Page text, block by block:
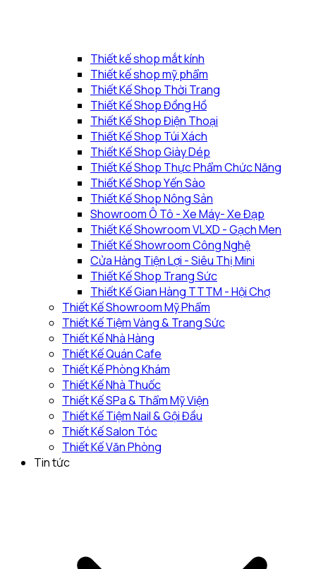
Thiết kế shop mắt kính
Thiết kế shop mỹ phẩm
Thiết Kế Shop Thời Trang
Thiết Kế Shop Đồng Hồ
Thiết Kế Shop Điện Thoại
Thiết Kế Shop Túi Xách
Thiết Kế Shop Giày Dép
Thiết Kế Shop Thực Phẩm Chức Năng
Thiết Kế Shop Yến Sào
Thiết Kế Shop Nông Sản
Showroom Ô Tô - Xe Máy- Xe Đạp
Thiết Kế Showroom VLXD - Gạch Men
Thiết Kế Showroom Công Nghệ
Cửa Hàng Tiện Lợi - Siêu Thị Mini
Thiết Kế Shop Trang Sức
Thiết Kế Gian Hàng TTTM - Hội Chợ
Thiết Kế Showroom Mỹ Phẩm
Thiết Kế Tiệm Vàng & Trang Sức
Thiết Kế Nhà Hàng
Thiết Kế Quán Cafe
Thiết Kế Phòng Khám
Thiết Kế Nhà Thuốc
Thiết Kế SPa & Thẩm Mỹ Viện
Thiết Kế Tiệm Nail & Gội Đầu
Thiết Kế Salon Tóc
Thiết Kế Văn Phòng
Tin tức